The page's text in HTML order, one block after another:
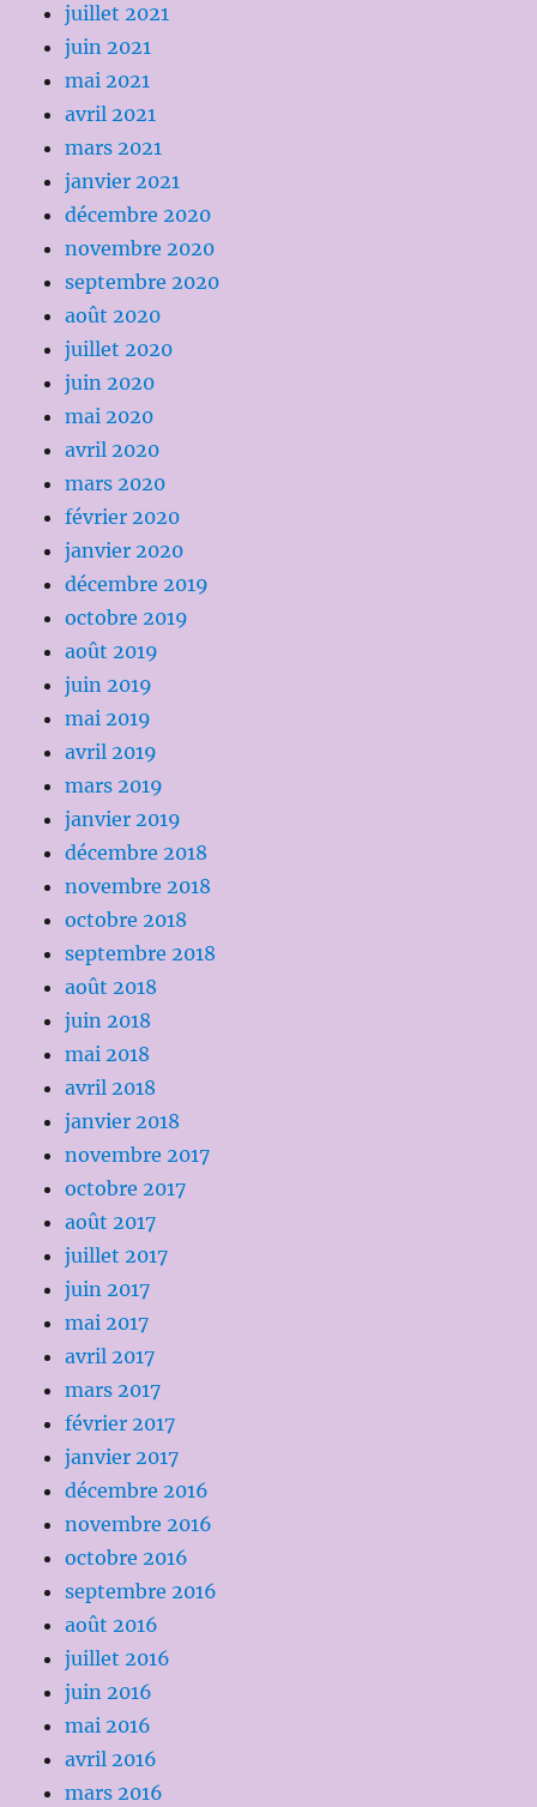
juillet 2021
juin 2021
mai 2021
avril 2021
mars 2021
janvier 2021
décembre 2020
novembre 2020
septembre 2020
août 2020
juillet 2020
juin 2020
mai 2020
avril 2020
mars 2020
février 2020
janvier 2020
décembre 2019
octobre 2019
août 2019
juin 2019
mai 2019
avril 2019
mars 2019
janvier 2019
décembre 2018
novembre 2018
octobre 2018
septembre 2018
août 2018
juin 2018
mai 2018
avril 2018
janvier 2018
novembre 2017
octobre 2017
août 2017
juillet 2017
juin 2017
mai 2017
avril 2017
mars 2017
février 2017
janvier 2017
décembre 2016
novembre 2016
octobre 2016
septembre 2016
août 2016
juillet 2016
juin 2016
mai 2016
avril 2016
mars 2016